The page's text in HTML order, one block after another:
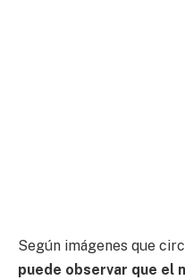
Según imágenes que
puede observar que el